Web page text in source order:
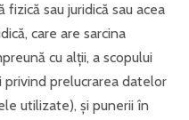
fizică sau juridică sau acea
care are sarcina
cu alții, a scopului
privind prelucrarea datelor
utilizate), și punerii în